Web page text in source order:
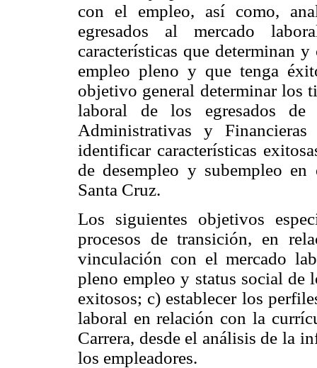
con el empleo, así como,
egresados al mercado
características que determinan
empleo pleno y que tenga
objetivo general determinar los
laboral de los egresados de
Administrativas y
identificar características
de desempleo y subempleo
Santa Cruz.
Los siguientes objetivos
procesos de transición, en
vinculación con el mercado
pleno empleo y status social de
exitosos; c) establecer los
laboral en relación con la
Carrera, desde el análisis de la
los empleadores.